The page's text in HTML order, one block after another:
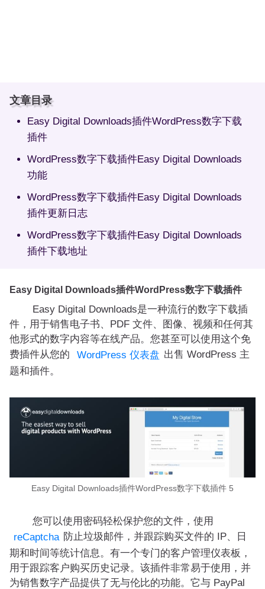
文章目录
Easy Digital Downloads插件WordPress数字下载
插件
WordPress数字下载插件Easy Digital Downloads
功能
WordPress数字下载插件Easy Digital Downloads
插件更新日志
WordPress数字下载插件Easy Digital Downloads
插件下载地址
Easy Digital Downloads插件WordPress数字下载插件
Easy Digital Downloads是一种流行的数字下载插
件，用于销售电子书、PDF 文件、图像、视频和任何其
他形式的数字内容等在线产品。您甚至可以使用这个免
费插件从您的
WordPress 仪表盘 出售 WordPress 主
题和插件。
Easy Digital Downloads插件WordPress数字下载插件 5
您可以使用密码轻松保护您的文件，使用
reCaptcha 防止垃圾邮件，并跟踪购买文件的 IP、日
期和时间等统计信息。有一个专门的客户管理仪表板，
用于跟踪客户购买历史记录。该插件非常易于使用，并
为销售数字产品提供了无与伦比的功能。它与 PayPal